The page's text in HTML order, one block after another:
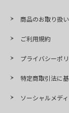
商品のお取り扱
ご利用規約
プライバシーポ
特定商取引法に
ソーシャルメデ